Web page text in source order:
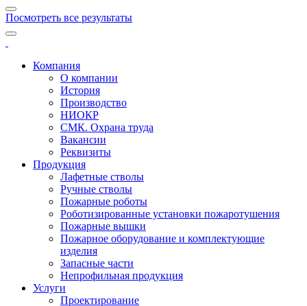
Посмотреть все результаты
Компания
О компании
История
Производство
НИОКР
СМК. Охрана труда
Вакансии
Реквизиты
Продукция
Лафетные стволы
Ручные стволы
Пожарные роботы
Роботизированные установки пожаротушения
Пожарные вышки
Пожарное оборудование и комплектующие
изделия
Запасные части
Непрофильная продукция
Услуги
Проектирование